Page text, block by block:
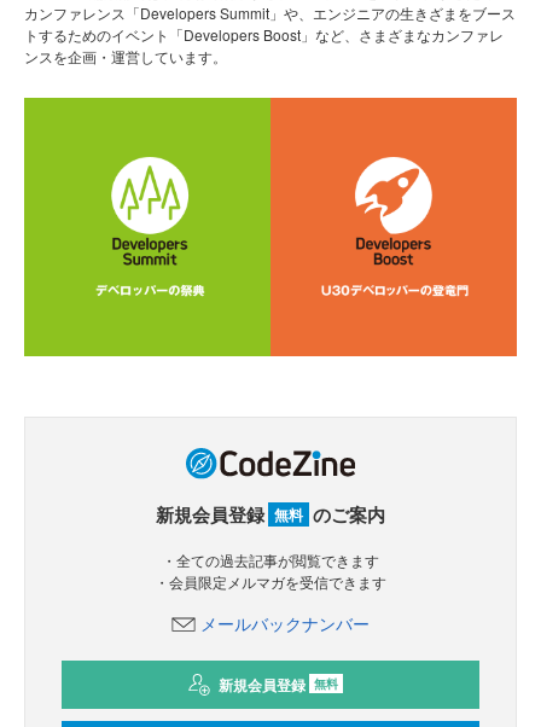
カンファレンス「Developers Summit」や、エンジニアの生きざまをブース
トするためのイベント「Developers Boost」など、さまざまなカンファレ
ンスを企画・運営しています。
新規会員登録 無料 のご案内
・全ての過去記事が閲覧できます
・会員限定メルマガを受信できます
メールバックナンバー
新規会員登録 無料